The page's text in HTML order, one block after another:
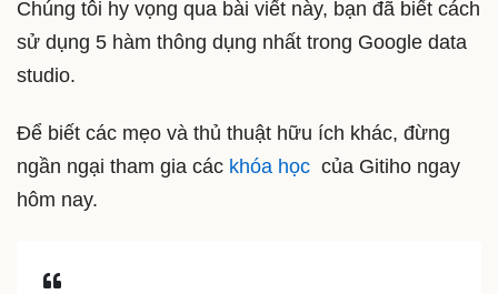
Chúng tôi hy vọng qua bài viết này, bạn đã biết cách
sử dụng 5 hàm thông dụng nhất trong Google data
studio.
Để biết các mẹo và thủ thuật hữu ích khác, đừng
ngần ngại tham gia các khóa học của Gitiho ngay
hôm nay.